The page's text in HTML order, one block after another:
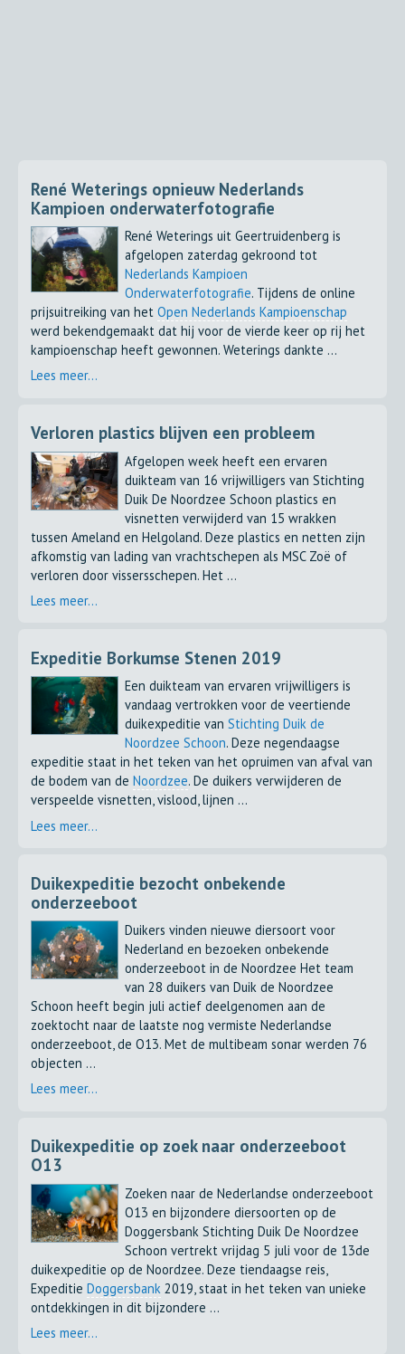
René Weterings opnieuw Nederlands
Kampioen onderwaterfotografie
René Weterings uit Geertruidenberg is
afgelopen zaterdag gekroond tot
Nederlands Kampioen
Onderwaterfotografie. Tijdens de online
prijsuitreiking van hetOpen Nederlands Kampioenschap
werd bekendgemaakt dat hij voor de vierde keer op rij het
kampioenschap heeft gewonnen. Weterings dankte ...
Lees meer...
Verloren plastics blijven een probleem
Afgelopen week heeft een ervaren
duikteam van 16 vrijwilligers van Stichting
Duik De Noordzee Schoon plastics en
visnetten verwijderd van 15 wrakken
tussen Ameland en Helgoland. Deze plastics en netten zijn
afkomstig van lading van vrachtschepen als MSC Zoë of
verloren door vissersschepen. Het ...
Lees meer...
Expeditie Borkumse Stenen 2019
Een duikteam van ervaren vrijwilligers is
vandaag vertrokken voor de veertiende
duikexpeditie vanStichting Duik de
Noordzee Schoon. Deze negendaagse
expeditie staat in het teken van het opruimen van afval van
de bodem van deNoordzee. De duikers verwijderen de
verspeelde visnetten, vislood, lijnen ...
Lees meer...
Duikexpeditie bezocht onbekende
onderzeeboot
Duikers vinden nieuwe diersoort voor
Nederland en bezoeken onbekende
onderzeeboot in de Noordzee Het team
van 28 duikers van Duik de Noordzee
Schoon heeft begin juli actief deelgenomen aan de
zoektocht naar de laatste nog vermiste Nederlandse
onderzeeboot, de O13. Met de multibeam sonar werden 76
objecten ...
Lees meer...
Duikexpeditie op zoek naar onderzeeboot
O13
Zoeken naar de Nederlandse onderzeeboot
O13 en bijzondere diersoorten op de
Doggersbank Stichting Duik De Noordzee
Schoon vertrekt vrijdag 5 juli voor de 13de
duikexpeditie op de Noordzee. Deze tiendaagse reis,
ExpeditieDoggersbank 2019, staat in het teken van unieke
ontdekkingen in dit bijzondere ...
Lees meer...